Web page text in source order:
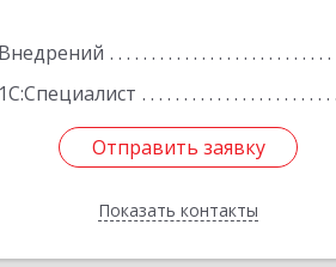
Внедрений
1С:Специалист
Отправить заявку
Показать контакты
Отправить заявку
Назад